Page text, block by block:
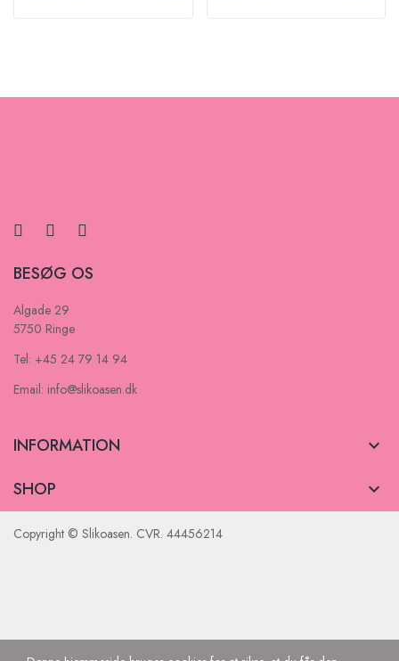
BESØG OS
Algade 29
5750 Ringe
Tel: +45 24 79 14 94
Email: info@slikoasen.dk
INFORMATION 
SHOP 
Copyright © Slikoasen. CVR. 44456214